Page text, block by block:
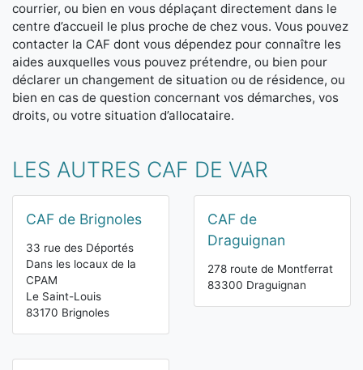
courrier, ou bien en vous déplaçant directement dans le
centre d’accueil le plus proche de chez vous. Vous pouvez
contacter la CAF dont vous dépendez pour connaître les
aides auxquelles vous pouvez prétendre, ou bien pour
déclarer un changement de situation ou de résidence, ou
bien en cas de question concernant vos démarches, vos
droits, ou votre situation d’allocataire.
LES AUTRES CAF DE VAR
CAF de Brignoles
33 rue des Déportés
Dans les locaux de la
CPAM
Le Saint-Louis
83170 Brignoles
CAF de
Draguignan
278 route de Montferrat
83300 Draguignan